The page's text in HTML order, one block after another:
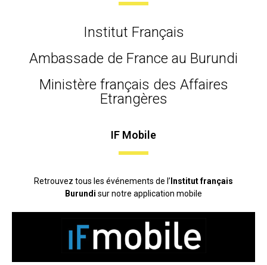
Institut Français
Ambassade de France au Burundi
Ministère français des Affaires
Etrangères
IF Mobile
Retrouvez tous les événements de l’ Institut français
Burundi sur notre application mobile